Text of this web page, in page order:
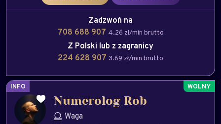
Zadzwoń na
708 688 907 4.26 zł/min brutto
Z Polski lub z zagranicy
224 628 907 3.69 zł/min brutto
INFO
Numerolog Rob
Waga